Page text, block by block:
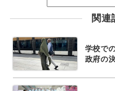
関連
学校で
政府の